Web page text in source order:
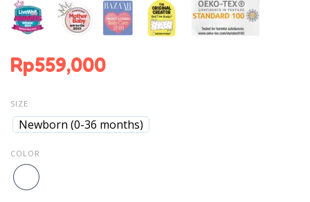
Rp559,000
SIZE
Newborn (0-36 months)
COLOR